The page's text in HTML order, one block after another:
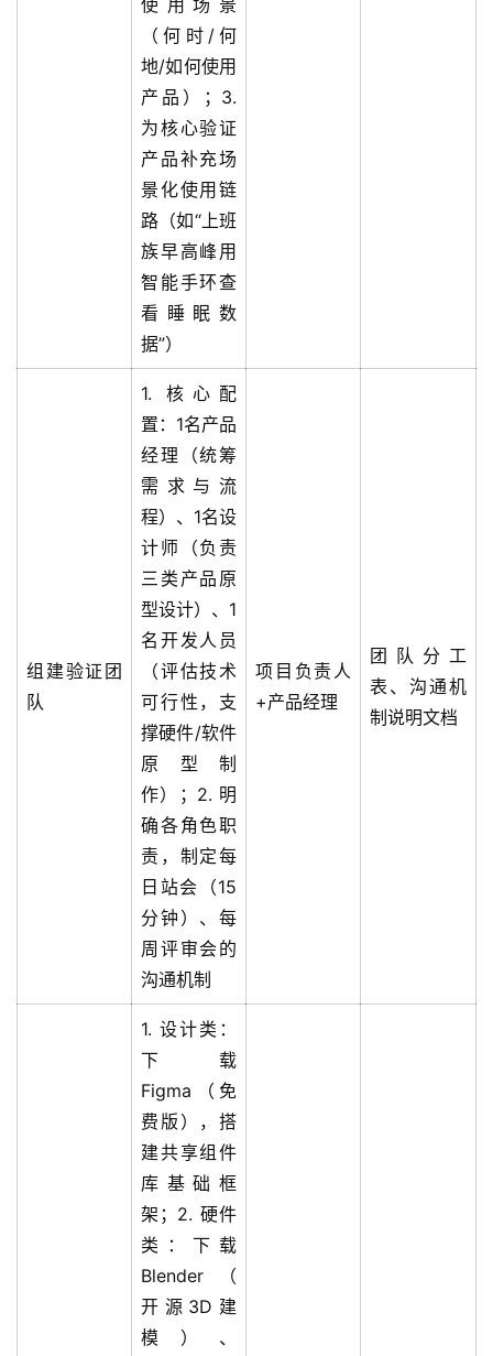
使用场景
（何时/何
地/如何使用
产品）；3.
为核心验证
产品补充场
景化使用链
路（如“上班
族早高峰用
智能手环查
看睡眠数
据”）
组建验证团
队
1. 核心配
置：1名产品
经理（统筹
需求与流
程）、1名设
计师（负责
三类产品原
型设计）、1
名开发人员
（评估技术
可行性，支
撑硬件/软件
原型制
作）；2. 明
确各角色职
责，制定每
日站会（15
分钟）、每
周评审会的
沟通机制
项目负责人
+产品经理
团队分工
表、沟通机
制说明文档
1. 设计类：
下载
Figma（免
费版），搭
建共享组件
库基础框
架；2. 硬件
类：下载
Blender（
开源3D建
模）、